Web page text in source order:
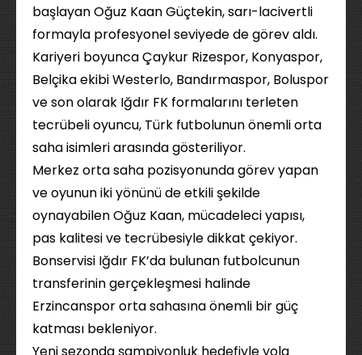
başlayan Oğuz Kaan Güçtekin, sarı-lacivertli
formayla profesyonel seviyede de görev aldı.
Kariyeri boyunca Çaykur Rizespor, Konyaspor,
Belçika ekibi Westerlo, Bandırmaspor, Boluspor
ve son olarak Iğdır FK formalarını terleten
tecrübeli oyuncu, Türk futbolunun önemli orta
saha isimleri arasında gösteriliyor.
Merkez orta saha pozisyonunda görev yapan
ve oyunun iki yönünü de etkili şekilde
oynayabilen Oğuz Kaan, mücadeleci yapısı,
pas kalitesi ve tecrübesiyle dikkat çekiyor.
Bonservisi Iğdır FK’da bulunan futbolcunun
transferinin gerçekleşmesi halinde
Erzincanspor orta sahasına önemli bir güç
katması bekleniyor.